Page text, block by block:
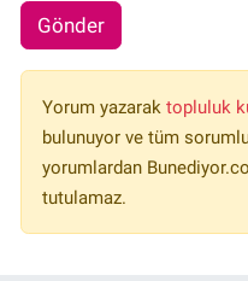
Gönder
Yorum yazarak topluluk
bulunuyor ve tüm
yorumlardan
tutulamaz.